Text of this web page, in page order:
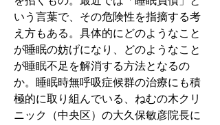
いう言葉で、その危険性を指摘する考
え方もある。具体的にどのようなこと
が睡眠の妨げになり、どのようなこと
が睡眠不足を解消する方法となるの
か。睡眠時無呼吸症候群の治療にも積
極的に取り組んでいる、ねむの木クリ
ニック（中央区）の大久保敏彦院長に